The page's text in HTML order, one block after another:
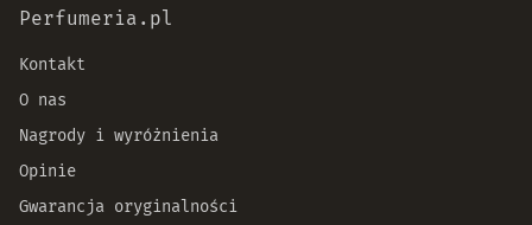
Perfumeria.pl
Kontakt
O nas
Nagrody i wyróżnienia
Opinie
Gwarancja oryginalności